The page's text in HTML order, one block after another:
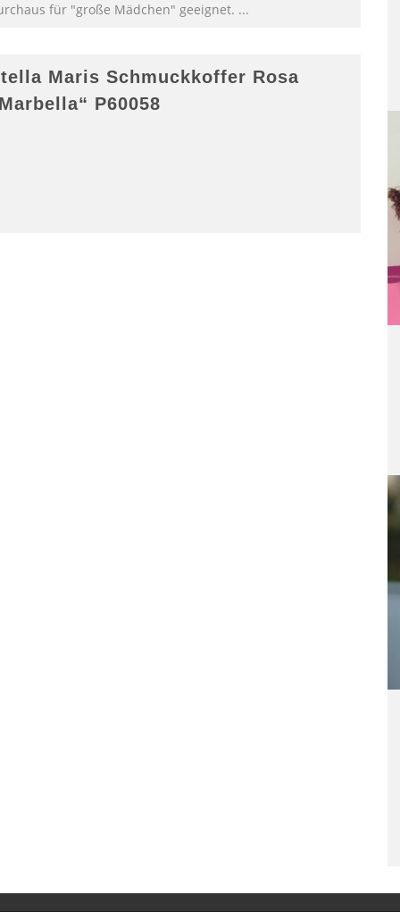
für "große Mädchen" geeignet. ...
Maris Schmuckkoffer Rosa
P60058